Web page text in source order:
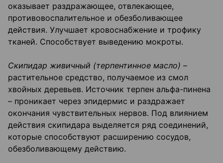
оказывает раздражающее, отвлекающее,
противовоспалительное и обезболивающее
действия. Улучшает кровоснабжение и трофику
тканей. Способствует выведению мокроты.
Скипидар живичный (терпентинное масло) –
растительное средство, получаемое из смол
хвойных деревьев. Источник терпен альфа-пинена
– проникает через эпидермис и раздражает
окончания чувствительных нервов. Под влиянием
действия скипидара выделяется ряд соединений,
которые способствуют расширению сосудов,
обезболивающему действию.